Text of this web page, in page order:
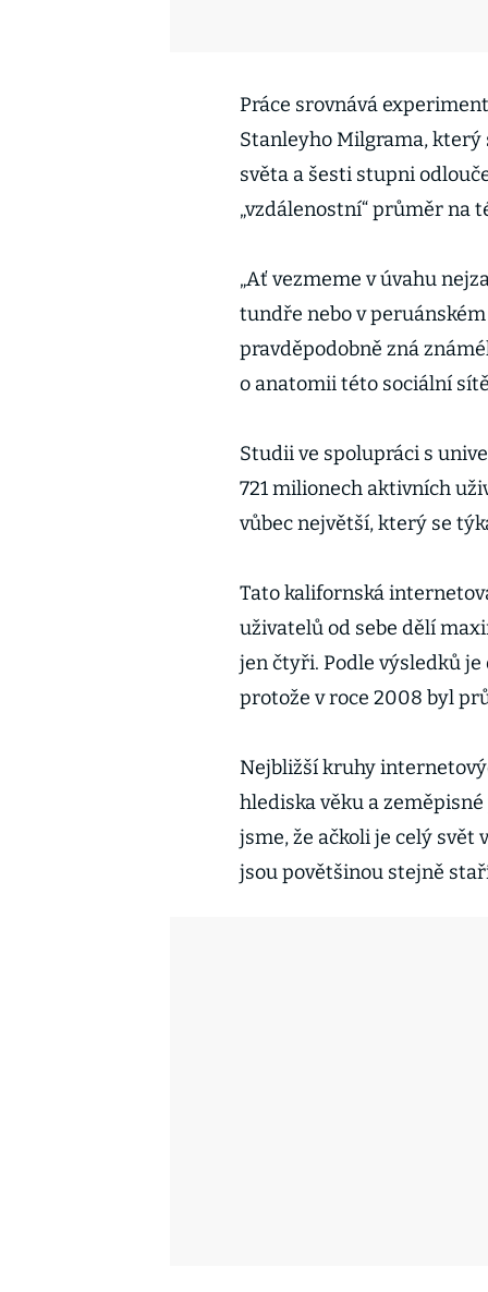
Práce srovnává
Stanleyho Milgrama, který
světa a šesti stupni
„vzdálenostní“ průměr na
„Ať vezmeme v úvahu
tundře nebo v
pravděpodobně zná
o anatomii této sociální
Studii ve spolupráci s
721 milionech aktivních
vůbec největší, který se
Tato kalifornská
uživatelů od sebe dělí
jen čtyři. Podle výsledků je
protože v roce 2008 byl
Nejbližší kruhy
hlediska věku a
jsme, že ačkoli je celý
jsou povětšinou stejně